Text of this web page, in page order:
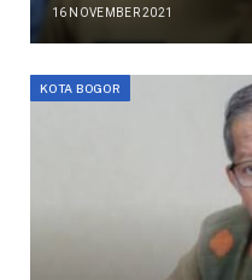
16 NOVEMBER 2021
KOTA BOGOR